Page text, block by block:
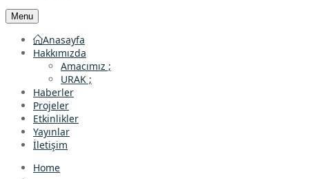
Menu
Anasayfa
Hakkımızda
Amacımız ;
URAK ;
Haberler
Projeler
Etkinlikler
Yayınlar
İletişim
Home